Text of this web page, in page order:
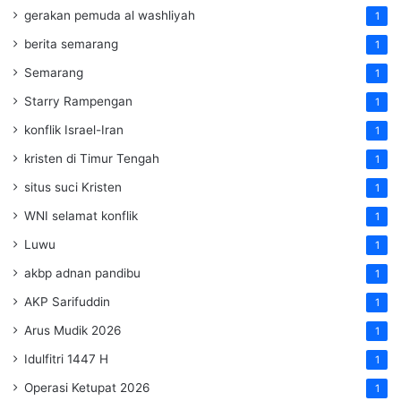
gerakan pemuda al washliyah 1
berita semarang 1
Semarang 1
Starry Rampengan 1
konflik Israel-Iran 1
kristen di Timur Tengah 1
situs suci Kristen 1
WNI selamat konflik 1
Luwu 1
akbp adnan pandibu 1
AKP Sarifuddin 1
Arus Mudik 2026 1
Idulfitri 1447 H 1
Operasi Ketupat 2026 1